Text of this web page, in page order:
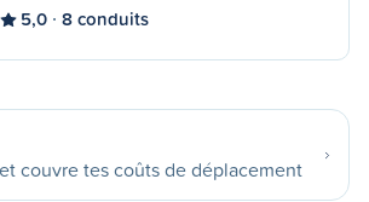
5,0 8 conduits
couvre tes coûts de déplacement